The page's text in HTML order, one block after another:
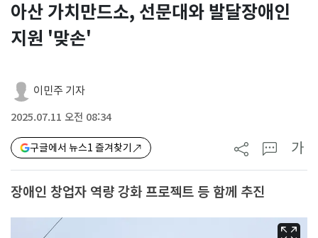
아산 가치만드소, 선문대와 발달장애인
지원 '맞손'
이민주 기자
2025.07.11 오전 08:34
구글에서 뉴스1 즐겨찾기 가
장애인 창업자 역량 강화 프로젝트 등 함께 추진